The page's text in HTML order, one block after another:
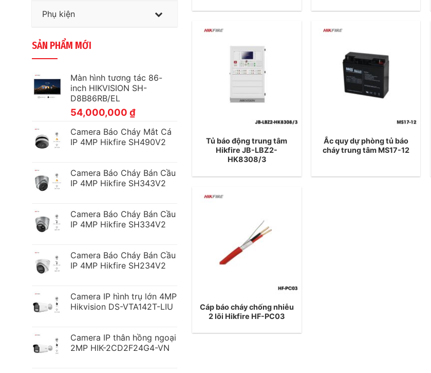
Phụ kiện
SẢN PHẨM MỚI
Màn hình tương tác 86-
inch HIKVISION SH-
D8B86RB/EL
54,000,000 ₫
Camera Báo Cháy Mắt Cá
IP 4MP Hikfire SH490V2
Camera Báo Cháy Bán Cầu
IP 4MP Hikfire SH343V2
Camera Báo Cháy Bán Cầu
IP 4MP Hikfire SH334V2
Camera Báo Cháy Bán Cầu
IP 4MP Hikfire SH234V2
Camera IP hình trụ lớn 4MP
Hikvision DS-VTA142T-LIU
Camera IP thân hồng ngoại
2MP HIK-2CD2F24G4-VN
Tủ báo động trung tâm
Hikfire JB-LBZ2-
HK8308/3
Ắc quy dự phòng tủ báo
cháy trung tâm MS17-12
Cáp báo cháy chống nhiễu
2 lõi Hikfire HF-PC03